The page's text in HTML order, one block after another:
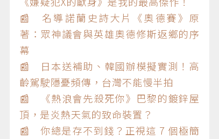
📰 名導諾蘭史詩大片《奧德賽》原
著：眾神議會與英雄奧德修斯返鄉的序
幕
📰 日本送補助、韓國辦模擬實測！高
齡駕駛隱憂頻傳，台灣不能慢半拍
📰 《熱浪會先殺死你》巴黎的鍍鋅屋
頂，是炎熱天氣的致命裝置？
📰 你總是存不到錢？正視這 7 個極簡